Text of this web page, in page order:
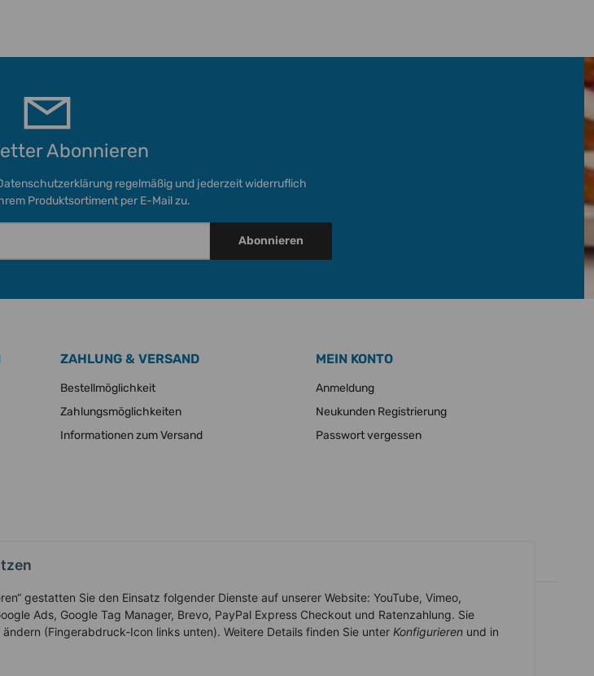
gestatten Sie den Einsatz folgender Dienste auf unserer Website: YouTube, Vimeo,
Ads, Google Tag Manager, Brevo, PayPal Express Checkout und Ratenzahlung. Sie
(Fingerabdruck-Icon links unten). Weitere Details finden Sie unter Konfigurieren und in
Abonnieren
regelmäßig und jederzeit widerruflich
Produktsortiment per E-Mail zu.
Abonnieren
ZAHLUNG & VERSAND
Bestellmöglichkeit
Zahlungsmöglichkeiten
Informationen zum Versand
MEIN KONTO
Anmeldung
Neukunden Registrierung
Passwort vergessen
gesetzlicher USt., zzgl. Versand
Hotline +43-7758-30410